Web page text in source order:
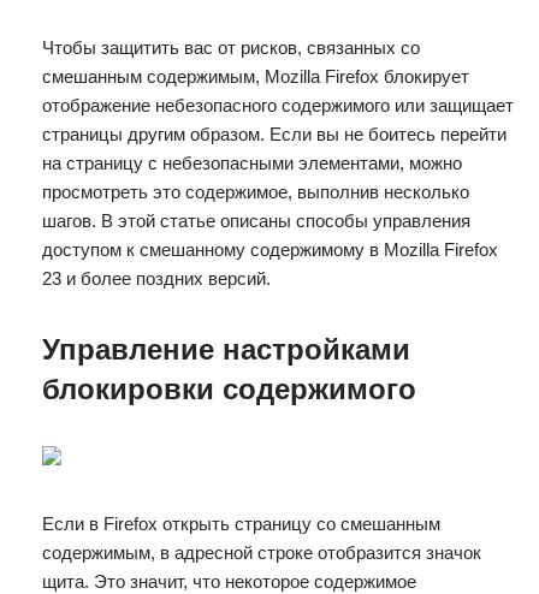
Чтобы защитить вас от рисков, связанных со
смешанным содержимым, Mozilla Firefox блокирует
отображение небезопасного содержимого или защищает
страницы другим образом. Если вы не боитесь перейти
на страницу с небезопасными элементами, можно
просмотреть это содержимое, выполнив несколько
шагов. В этой статье описаны способы управления
доступом к смешанному содержимому в Mozilla Firefox
23 и более поздних версий.
Управление настройками
блокировки содержимого
Если в Firefox открыть страницу со смешанным
содержимым, в адресной строке отобразится значок
щита. Это значит, что некоторое содержимое